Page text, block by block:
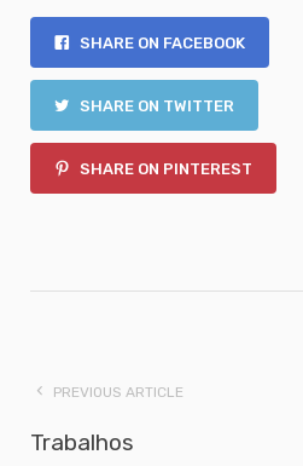
SHARE ON FACEBOOK
SHARE ON TWITTER
SHARE ON PINTEREST
PREVIOUS ARTICLE
Trabalhos